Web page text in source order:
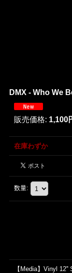
DMX - Who We
販売価格: 1,100
在庫わずか
数量:
【Media】Vinyl